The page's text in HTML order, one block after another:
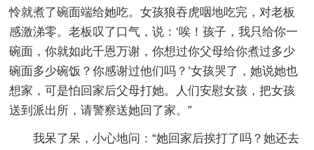
怜就煮了碗面端给她吃。女孩狼吞虎咽地吃完，对老板
感激涕零。老板叹了口气，说：‘唉！孩子，我只给你一
碗面，你就如此千恩万谢，你想过你父母给你煮过多少
碗面多少碗饭？你感谢过他们吗？’女孩哭了，她说她也
想家，可是怕回家后父母打她。人们安慰女孩，把女孩
送到派出所，请警察送她回了家。”
我呆了呆，小心地问：“她回家后挨打了吗？她还去